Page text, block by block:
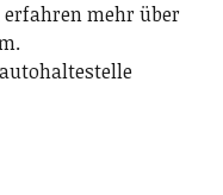
mehr über